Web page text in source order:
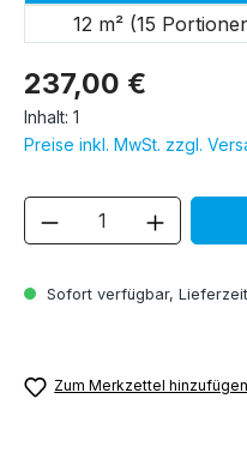
237,00 €
Inhalt: 1
Preise inkl. MwSt. zzgl.
Sofort verfügbar,
12 m² (15
Produkt
Zum Merkzettel hinzufügen